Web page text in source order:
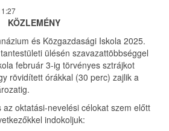
KÖZLEMÉNY
és Közgazdasági Iskola 2025.
ülésén szavazattöbbséggel
február 3-ig törvényes sztrájkot
rövidített órákkal (30 perc) zajlik a
oktatási-nevelési célokat szem előtt
indokoljuk: